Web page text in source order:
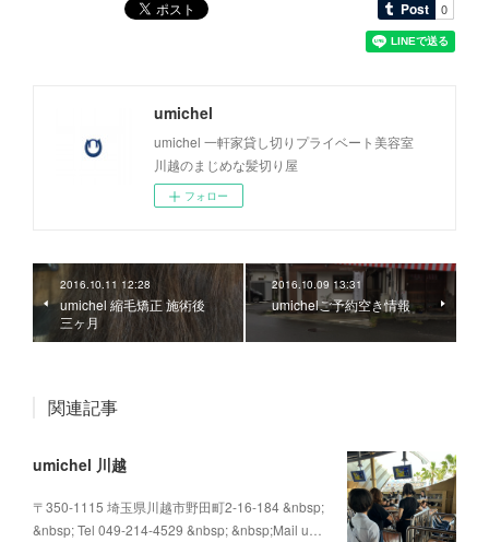
umichel
umichel 一軒家貸し切りプライベート美容室
川越のまじめな髪切り屋
フォロー
2016.10.11 12:28
umichel 縮毛矯正 施術後
三ヶ月
2016.10.09 13:31
umichelご予約空き情報
関連記事
umichel 川越
〒350-1115 埼玉県川越市野田町2-16-184 &nbsp;
&nbsp; Tel 049-214-4529 &nbsp; &nbsp;Mail u…